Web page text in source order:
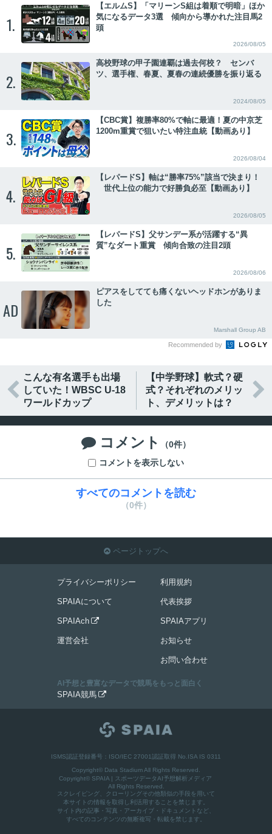
1.
【エルムS】「マリーンS組は着順で明暗」ほか
気になるデータ3選 傾向から導かれた注目馬2
頭
2026/08/05
2.
高校野球の甲子園連覇は過去何校？ センバ
ツ、選手権、春夏、夏春の連続優勝を振り返る
2024/08/05
3.
【CBC賞】複勝率80%で軸に最適！夏の中京芝
1200m重賞で狙いたい特注血統【動画あり】
2026/08/04
4.
【レパードS】軸は“勝率75%”該当で決まり！
世代上位の能力で好勝負必至【動画あり】
2026/08/05
5.
【レパードS】父サンデー系が活躍する“異
質”なダート重賞 傾向合致の注目2頭
2026/08/06
AD
ピアスをしてても痛くないヘッドホンがありま
した
Marshall Group AB
Recommended by

こんな有名選手も出場
していた！WBSC U-18
ワールドカップ
【中学野球】軟式？硬
式？それぞれのメリッ
ト、デメリットは？

 コメント
（0件）
コメントを表示しない
すべてのコメントを読む
（0件）
 ページトップへ
プライバシーポリシー
SPAIAについて
SPAIAch 
運営会社
利用規約
代表挨拶
SPAIAアプリ
お知らせ
お問い合わせ
AI予想と豊富なデータで競馬をもっと面白く
SPAIA競馬 
ISMS認証登録番号：ISO/IEC 27001認証取得 No.ISA IS 0311
Copyright© Data Stadium All Rights Reserved.
Copyright© SPAIA | スポーツデータAI予想解析メディア
All Rights Reserved.
スクレイピング、クローリングその他類似の手段を用いて
本サイトの情報を取得し利活用することを禁じます。
サイト内の記事・写真・アーカイブ・ドキュメントなど、
すべてのコンテンツの無断複写・転載を禁じます。